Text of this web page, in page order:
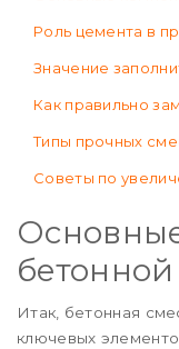
Роль цемента в
Значение
Как правильно
Типы прочных
Советы по
Итак, бетонная
ключевых